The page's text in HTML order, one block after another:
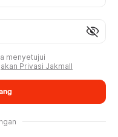
visibility_off
menyetujui
Privasi Jakmall